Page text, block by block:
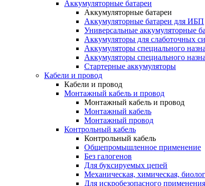
Аккумуляторные батареи
Аккумуляторные батареи
Аккумуляторные батареи для ИБП
Универсальные аккумуляторные
Аккумуляторы для слаботочных
Аккумуляторы специального
Аккумуляторы специального
Стартерные аккумуляторы
Кабели и провод
Кабели и провод
Монтажный кабель и провод
Монтажный кабель и провод
Монтажный кабель
Монтажный провод
Контрольный кабель
Контрольный кабель
Общепромышленное применение
Без галогенов
Для буксируемых цепей
Механическая, химическая,
Для искробезопасного применения